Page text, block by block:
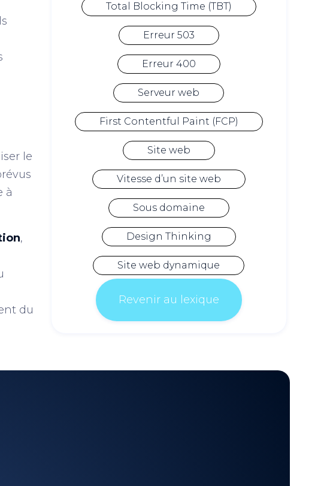
le
à
,
du
Total Blocking Time (TBT)
Erreur 503
Erreur 400
Serveur web
First Contentful Paint (FCP)
Site web
Vitesse d’un site web
Sous domaine
Design Thinking
Site web dynamique
Revenir au lexique